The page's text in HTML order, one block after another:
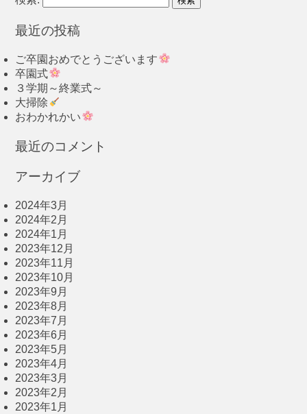
最近の投稿
ご卒園おめでとうございます
卒園式
３学期～終業式～
大掃除
おわかれかい
最近のコメント
アーカイブ
2024年3月
2024年2月
2024年1月
2023年12月
2023年11月
2023年10月
2023年9月
2023年8月
2023年7月
2023年6月
2023年5月
2023年4月
2023年3月
2023年2月
2023年1月